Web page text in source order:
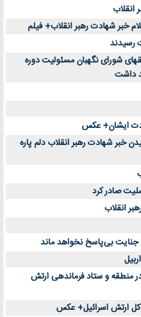
انقلاب
خبر شهادت رهبر انقلاب+ فیلم
رسیدند
شورای نگهبان مسئولیت دوره
داشت
ایشان+ عکس
خبر شهادت رهبر انقلاب دلم پاره
صادر کرد
انقلاب
جنایت بی‌پاسخ نخواهد ماند
آمریکا در منطقه و ستاد فرماندهی ارتش
ارتش اسرائیل+ عکس